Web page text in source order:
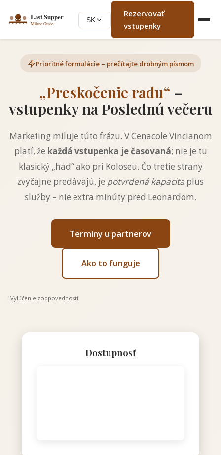
SK
Rezervovať
vstupenky
Prioritné formulácie – prečítajte drobným písmom
„Preskočenie radu“ –
vstupenky na Poslednú večeru
Marketing miluje túto frázu. V Cenacole Vincianom
platí, že každá vstupenka je časovaná; nie je tu
klasický „had“ ako pri Koloseu. Čo tretie strany
zvyčajne predávajú, je potvrdená kapacita plus
služby – nie extra minúty pred Leonardom.
Termíny u partnerov
Ako to funguje
ℹ️ Vylúčenie zodpovednosti
Dostupnosť